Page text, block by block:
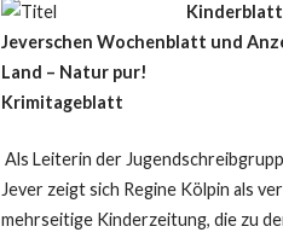
Kinderblatt
Jeverschen Wochenblatt und
Land – Natur pur!
Krimitageblatt
Als Leiterin der
Jever zeigt sich Regine Kölpin als
mehrseitige Kinderzeitung, die zu